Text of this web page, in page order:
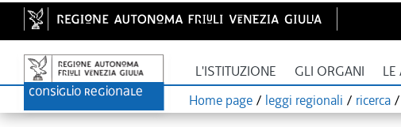
L'ISTITUZIONE GLI ORGANI LE
Home page / leggi regionali / ricerca /